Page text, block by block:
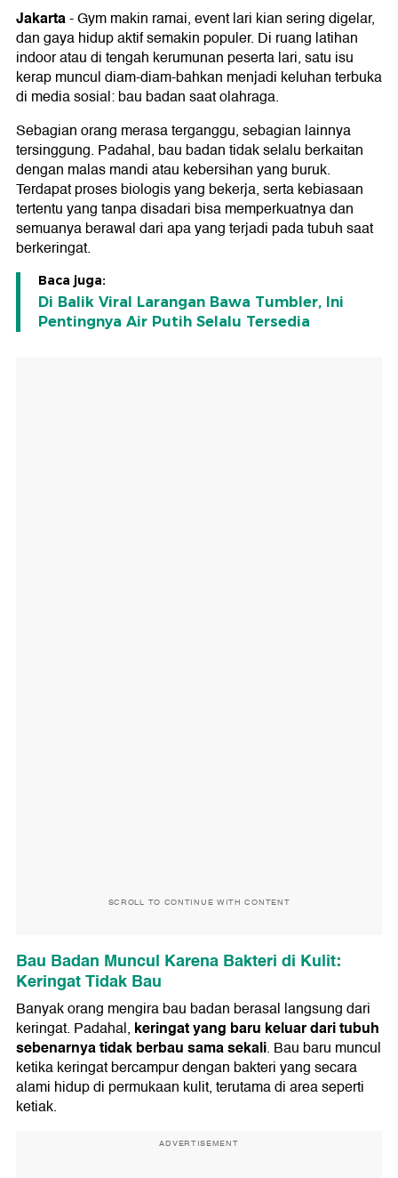
Keringat Tidak Bau
Mengapa Bau Badan Lebih Terasa Saat
Olahraga?
Bau Badan Tidak Selalu Soal Kebersihan
Jadi, Haruskah Mandi Sebelum Olahraga?
Cara Lain Mengurangi hingga
Menghilangkan Bau Badan
Jakarta-Gym makin ramai, event lari kian sering digelar,
dan gaya hidup aktif semakin populer. Di ruang latihan
indoor atau di tengah kerumunan peserta lari, satu isu
kerap muncul diam-diam-bahkan menjadi keluhan terbuka
di media sosial: bau badan saat olahraga.
Sebagian orang merasa terganggu, sebagian lainnya
tersinggung. Padahal, bau badan tidak selalu berkaitan
dengan malas mandi atau kebersihan yang buruk.
Terdapat proses biologis yang bekerja, serta kebiasaan
tertentu yang tanpa disadari bisa memperkuatnya dan
semuanya berawal dari apa yang terjadi pada tubuh saat
berkeringat.
Baca juga:
Di Balik Viral Larangan Bawa Tumbler, Ini
Pentingnya Air Putih Selalu Tersedia
SCROLL TO CONTINUE WITH CONTENT
Bau Badan Muncul Karena Bakteri di Kulit:
Keringat Tidak Bau
Banyak orang mengira bau badan berasal langsung dari
keringat. Padahal, keringat yang baru keluar dari tubuh
sebenarnya tidak berbau sama sekali. Bau baru muncul
ketika keringat bercampur dengan bakteri yang secara
alami hidup di permukaan kulit, terutama di area seperti
ketiak.
ADVERTISEMENT